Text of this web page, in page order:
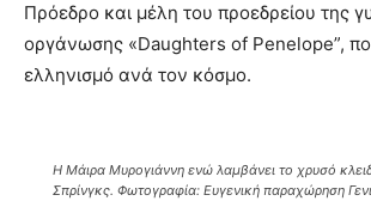
Πρόεδρο και μέλη του προεδρείου της
οργάνωσης «Daughters of Penelope”,
ελληνισμό ανά τον κόσμο.
Η Μάιρα Μυρογιάννη ενώ λαμβάνει το χρυσό
Σπρίνγκς. Φωτογραφία: Ευγενική παραχώρηση